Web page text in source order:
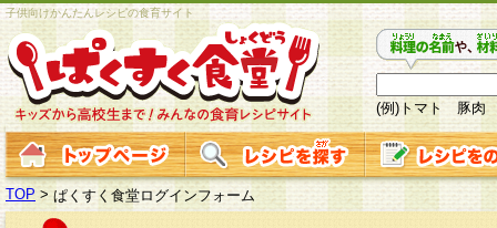
子供向けかんたんレシピの食育サイト
(例)トマト 豚肉
TOP > ぱくすく食堂ログインフォーム